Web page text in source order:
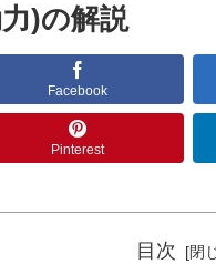
)の解説
Facebook
Pinterest
目次